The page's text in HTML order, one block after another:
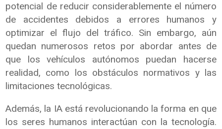
potencial de reducir considerablemente el número
de accidentes debidos a errores humanos y
optimizar el flujo del tráfico. Sin embargo, aún
quedan numerosos retos por abordar antes de
que los vehículos autónomos puedan hacerse
realidad, como los obstáculos normativos y las
limitaciones tecnológicas.
Además, la IA está revolucionando la forma en que
los seres humanos interactúan con la tecnología.